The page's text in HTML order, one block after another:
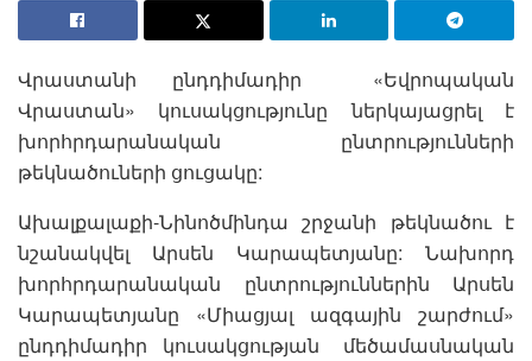
Վրաստանի ընդդիմադիր «Եվրոպական
Վրաստան» կուսակցությունը ներկայացրել է
խորհրդարանական ընտրությունների
թեկնածուների ցուցակը:
Ախալքալաքի-Նինոծմինդա շրջանի թեկնածու է
նշանակվել Արսեն Կարապետյանը: Նախորդ
խորհրդարանական ընտրություններին Արսեն
Կարապետյանը «Միացյալ ազգային շարժում»
ընդդիմադիր կուսակցության մեծամասնական